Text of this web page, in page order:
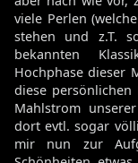
viele Perlen
stehen und z.T.
bekannten
Hochphase dieser
diese
Mahlstrom
dort evtl. sogar
mir nun zur